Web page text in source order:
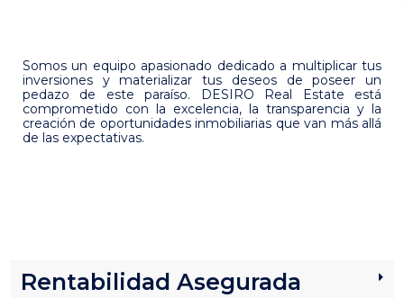
Somos un equipo apasionado dedicado a multiplicar tus
inversiones y materializar tus deseos de poseer un
pedazo de este paraíso. DESIRO Real Estate está
comprometido con la excelencia, la transparencia y la
creación de oportunidades inmobiliarias que van más allá
de las expectativas.
Rentabilidad Asegurada​